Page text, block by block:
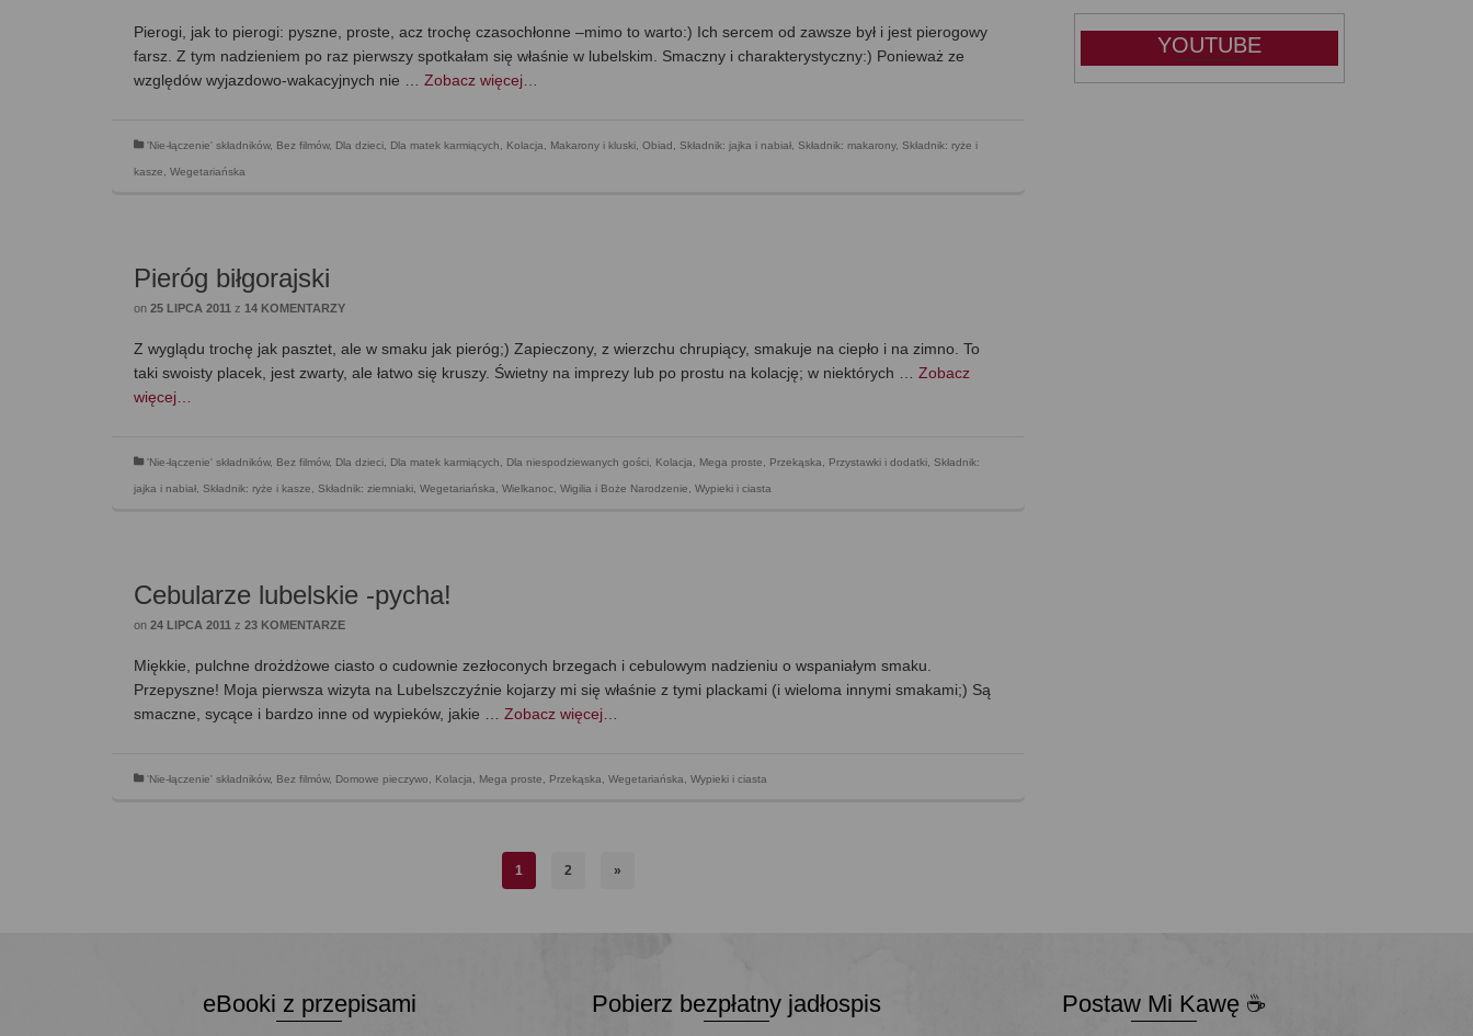
Pierogi, jak to pierogi: pyszne, proste, acz trochę czasochłonne –mimo to warto:) Ich sercem od zawsze był i jest pierogowy
farsz. Z tym nadzieniem po raz pierwszy spotkałam się właśnie w lubelskim. Smaczny i charakterystyczny:) Ponieważ ze
względów wyjazdowo-wakacyjnych nie … Zobacz więcej…
'Nie-łączenie' składników, Bez filmów, Dla dzieci Dla matek karmiących Kolacja Makarony i kluski Obiad Składnik: jajka i nabiał Składnik: makarony, Składnik: ryże i
kasze Wegetariańska
Pieróg biłgorajski
on 25 LIPCA 2011 z 14 KOMENTARZY
Z wyglądu trochę jak pasztet, ale w smaku jak pieróg;) Zapieczony, z wierzchu chrupiący, smakuje na ciepło i na zimno. To
taki swoisty placek, jest zwarty, ale łatwo się kruszy. Świetny na imprezy lub po prostu na kolację; w niektórych … Zobacz
więcej…
'Nie-łączenie' składników, Bez filmów, Dla dzieci Dla matek karmiących Dla niespodziewanych gości Kolacja Mega proste Przekąska Przystawki i dodatki Składnik:
jajka i nabiał Składnik: ryże i kasze Składnik: ziemniaki Wegetariańska Wielkanoc Wigilia i Boże Narodzenie Wypieki i ciasta
Cebularze lubelskie -pycha!
on 24 LIPCA 2011 z 23 KOMENTARZE
Miękkie, pulchne drożdżowe ciasto o cudownie zezłoconych brzegach i cebulowym nadzieniu o wspaniałym smaku.
Przepyszne! Moja pierwsza wizyta na Lubelszczyźnie kojarzy mi się właśnie z tymi plackami (i wieloma innymi smakami;) Są
smaczne, sycące i bardzo inne od wypieków, jakie … Zobacz więcej…
'Nie-łączenie' składników, Bez filmów, Domowe pieczywo Kolacja Mega proste Przekąska Wegetariańska Wypieki i ciasta
1 2 »
YOUTUBE
eBooki z przepisami Pobierz bezpłatny jadłospis Postaw Mi Kawę ☕